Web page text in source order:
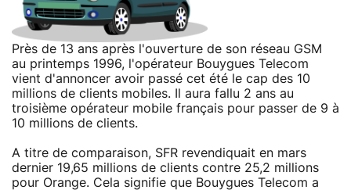
Près de 13 ans après l'ouverture de son réseau GSM
au printemps 1996, l'opérateur Bouygues Telecom
vient d'annoncer avoir passé cet été le cap des 10
millions de clients mobiles. Il aura fallu 2 ans au
troisième opérateur mobile français pour passer de 9 à
10 millions de clients.
A titre de comparaison, SFR revendiquait en mars
dernier 19,65 millions de clients contre 25,2 millions
pour Orange. Cela signifie que Bouygues Telecom a